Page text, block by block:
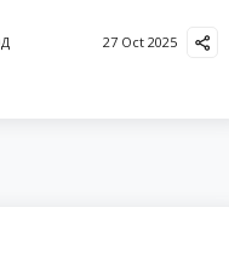
27 Oct 2025